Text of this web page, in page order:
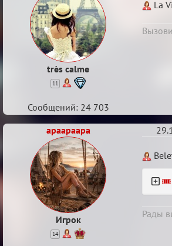
très calme
11
Re:La
Сообщений: 24 703
apaapaapa
Игрок
14
Re:
2024
🎟️
Рады